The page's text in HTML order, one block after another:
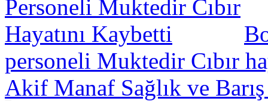
personeli Muktedir Cıbır
Akif Manaf Sağlık ve